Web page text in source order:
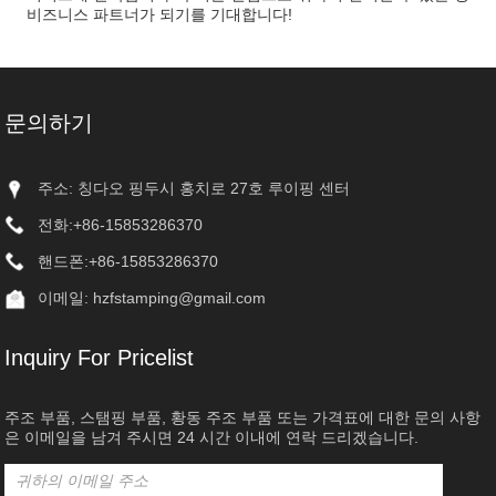
비즈니스 파트너가 되기를 기대합니다!
문의하기
주소: 칭다오 핑두시 홍치로 27호 루이핑 센터
전화:+86-15853286370
핸드폰:+86-15853286370
이메일: hzfstamping@gmail.com
Inquiry For Pricelist
주조 부품, 스탬핑 부품, 황동 주조 부품 또는 가격표에 대한 문의 사항
은 이메일을 남겨 주시면 24 시간 이내에 연락 드리겠습니다.